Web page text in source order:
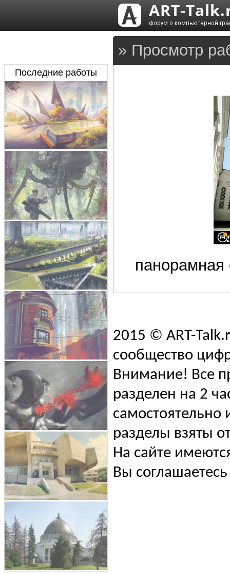
» Просмотр
Последние работы
2015 © ART-
сообщество
Внимание! Все
разделен на 2
самостоятельно
разделы взяты
На сайте
Вы